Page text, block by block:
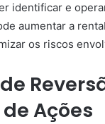
identificar e
aumentar a
os riscos
Ações